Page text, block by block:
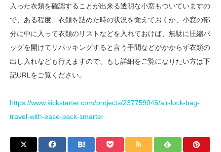
入った衣類を確認することが出来る透明な小窓もついていますの
で、ある程度、衣類を詰めた時の状況を覚えておくか、小窓の部
分に中に入って衣類のリストなどを入れておけば、無駄に圧縮バ
ッグを開けてリパッキングすると言う手間などがかからず衣類の
出し入れなども行えますので、もし詳細をご覧になりたい方は下
記URLをご覧ください。
https://www.kickstarter.com/projects/237759046/air-lock-bag-
travel-with-ease-pack-smarter